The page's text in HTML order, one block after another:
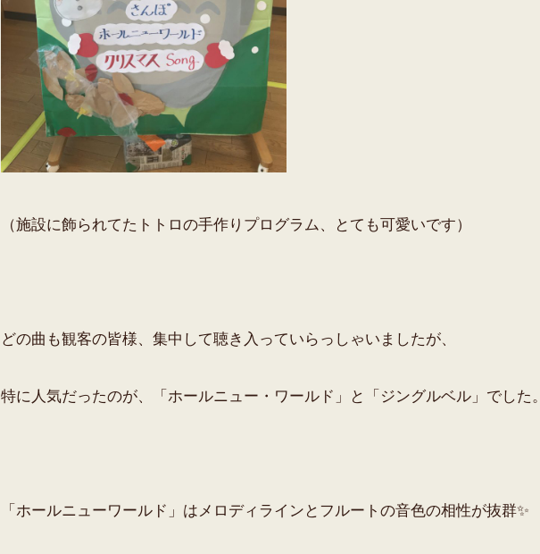
（施設に飾られてたトトロの手作りプログラム、とても可愛いです）
どの曲も観客の皆様、集中して聴き入っていらっしゃいましたが、
特に人気だったのが、「ホールニュー・ワールド」と「ジングルベル」でした。
「ホールニューワールド」はメロディラインとフルートの音色の相性が抜群✨